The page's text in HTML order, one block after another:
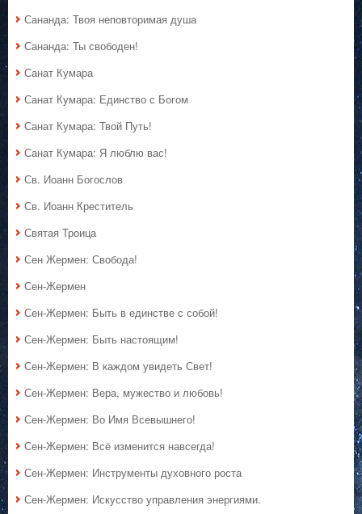
Сананда: Твоя неповторимая душа
Сананда: Ты свободен!
Санат Кумара
Санат Кумара: Единство с Богом
Санат Кумара: Твой Путь!
Санат Кумара: Я люблю вас!
Св. Иоанн Богослов
Св. Иоанн Креститель
Святая Троица
Сен Жермен: Свобода!
Сен-Жермен
Сен-Жермен: Быть в единстве с собой!
Сен-Жермен: Быть настоящим!
Сен-Жермен: В каждом увидеть Свет!
Сен-Жермен: Вера, мужество и любовь!
Сен-Жермен: Во Имя Всевышнего!
Сен-Жермен: Всё изменится навсегда!
Сен-Жермен: Инструменты духовного роста
Сен-Жермен: Искусство управления энергиями.